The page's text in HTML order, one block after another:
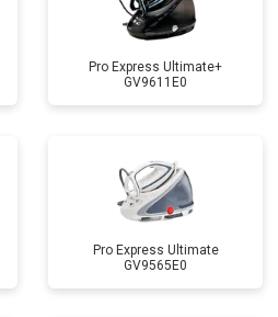
Pro Express Ultimate+
GV9611E0
Pro Express Ultimate
GV9565E0